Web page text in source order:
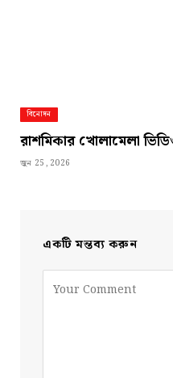
বিনোদন
রাশমিকার খোলামেলা
জুন 25, 2026
একটি মন্তব্য করুন